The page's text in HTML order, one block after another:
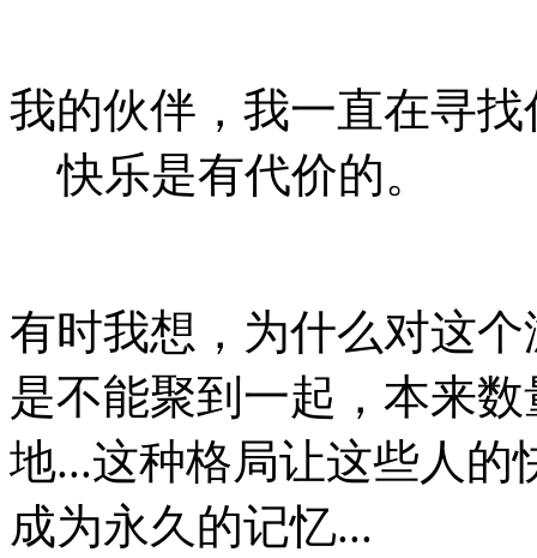
我的伙伴，我一直在寻找
快乐是有代价的。
有时我想，为什么对这
是不能聚到一起，本来
地...这种格局让这些人的
成为永久的记忆...